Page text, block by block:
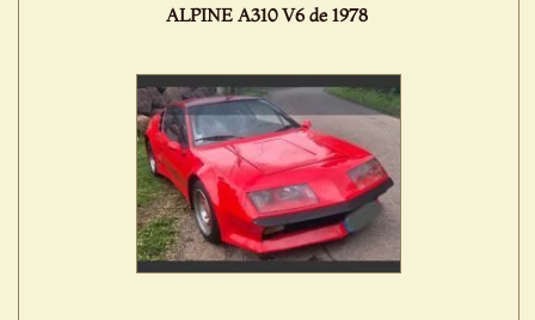
ALPINE A310 V6 de 1978